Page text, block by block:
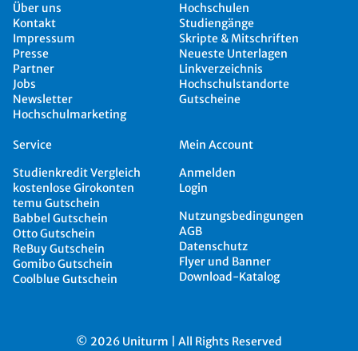
Über uns
Kontakt
Impressum
Presse
Partner
Jobs
Newsletter
Hochschulmarketing
Hochschulen
Studiengänge
Skripte & Mitschriften
Neueste Unterlagen
Linkverzeichnis
Hochschulstandorte
Gutscheine
Service
Studienkredit Vergleich
kostenlose Girokonten
temu Gutschein
Babbel Gutschein
Otto Gutschein
ReBuy Gutschein
Gomibo Gutschein
Coolblue Gutschein
Mein Account
Anmelden
Login
Nutzungsbedingungen
AGB
Datenschutz
Flyer und Banner
Download-Katalog
© 2026 Uniturm | All Rights Reserved